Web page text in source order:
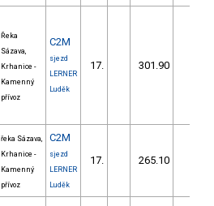
Řeka
Sázava,
Krhanice -
Kamenný
přívoz
C2M
sjezd
LERNER
Luděk
17. 301.90
řeka Sázava,
Krhanice -
Kamenný
přívoz
C2M
sjezd
LERNER
Luděk
17. 265.10